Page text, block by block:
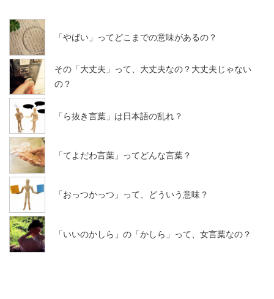
「やばい」ってどこまでの意味があるの？
その「大丈夫」って、大丈夫なの？大丈夫じゃない
の？
「ら抜き言葉」は日本語の乱れ？
「てよだわ言葉」ってどんな言葉？
「おっつかっつ」って、どういう意味？
「いいのかしら」の「かしら」って、女言葉なの？